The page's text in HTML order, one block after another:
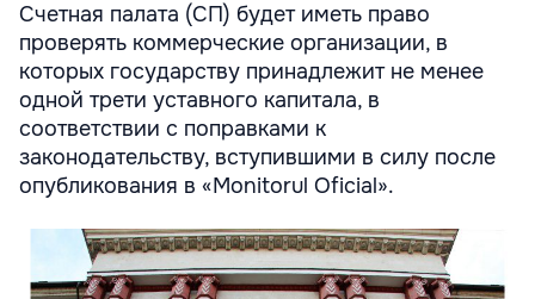
Счетная палата (СП) будет иметь право
проверять коммерческие организации, в
которых государству принадлежит не менее
одной трети уставного капитала, в
соответствии с поправками к
законодательству, вступившими в силу после
опубликования в «Monitorul Oficial».